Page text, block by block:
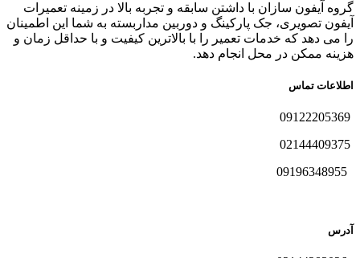
گروه آیفون سازان با داشتن سابقه و تجربه بالا در زمینه تعمیرات
آیفون تصویری، جک پارکینگ و دوربین مداربسته به شما این اطمینان
را می دهد که خدمات تعمیر را با بالاترین کیفیت و با حداقل زمان و
هزینه ممکن در محل انجام دهد.
اطلاعات تماس
آدرس